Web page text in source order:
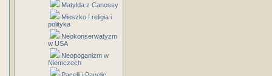
Matylda z Canossy
Mieszko I religia i
polityka
Neokonserwatyzm
w USA
Neopoganizm w
Niemczech